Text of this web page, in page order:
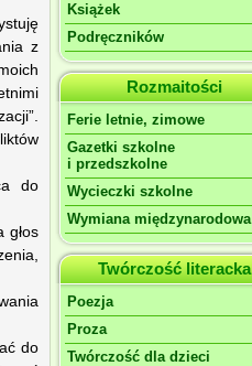
z
do
głos
do
Książek
Podręczników
Rozmaitości
Ferie letnie, zimowe
Gazetki szkolne
i przedszkolne
Wycieczki szkolne
Wymiana międzynarodowa
Twórczość literacka
Poezja
Proza
Twórczość dla dzieci